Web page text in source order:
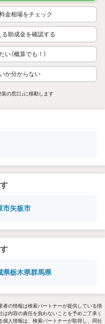
金相場をチェック
助成金を確認する
（概算でも！）
か分からない
の窓口」に移動します
市矢板市
県栃木県群馬県
者の情報は検索パートナーが提供している情
内容の責任を負わないことを予めご了承く
人情報は、検索パートナーが取得し、同社